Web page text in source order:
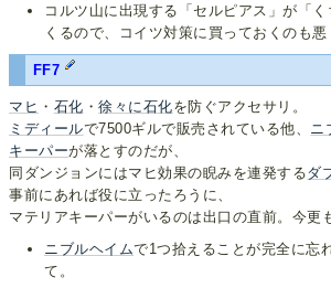
コルツ山に出現する「セルピアス」が「
くるので、コイツ対策に買っておくのも悪
FF7
マヒ ・ 石化 ・徐々に石化を防ぐアクセサリ。
ミディールで7500ギルで販売されている他、 ニ
キーパーが落とすのだが、
同ダンジョンにはマヒ効果の睨みを連発するダ
事前にあれば役に立ったろうに、
マテリアキーパーがいるのは出口の直前。今更
ニブルヘイムで1つ拾えることが完全に忘
て。